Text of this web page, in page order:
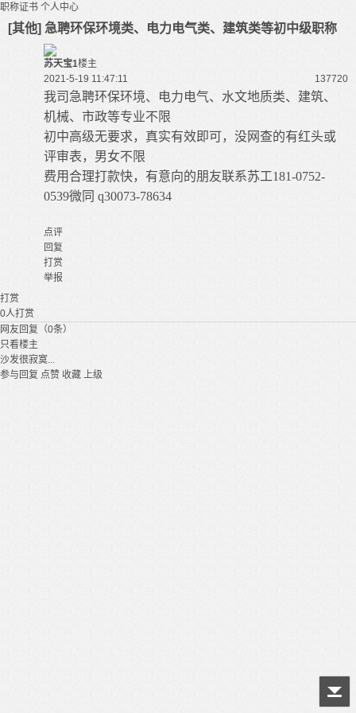
职称证书 个人中心
[其他] 急聘环保环境类、电力电气类、建筑类等初中级职称
苏天宝1楼主
2021-5-19 11:47:11
137720
我司急聘环保环境、电力电气、水文地质类、建筑、
机械、市政等专业不限
初中高级无要求，真实有效即可，没网查的有红头或
评审表，男女不限
费用合理打款快，有意向的朋友联系苏工181-0752-
0539微同 q30073-78634
点评
回复
打赏
举报
打赏
0人打赏
网友回复（0条）
只看楼主
沙发很寂寞...
参与回复 点赞 收藏 上级